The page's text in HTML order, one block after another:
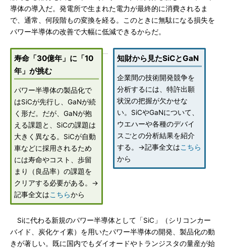
導体の導入だ。発電所で生まれた電力が最終的に消費されるま
で、通常、何段階もの変換を経る。このときに無駄になる損失を
パワー半導体の改善で大幅に低減できるからだ。
寿命「30億年」に「10
年」が挑む
パワー半導体の製品化で
はSiCが先行し、GaNが続
く形だ。だが、GaNが抱
える課題と、SiCの課題は
大きく異なる。SiCが自動
車などに採用されるため
には寿命やコスト、歩留
まり（良品率）の課題を
クリアする必要がある。→
記事全文はこちらから
知財から見たSiCとGaN
企業間の技術開発競争を
分析するには、特許出願
状況の把握が欠かせな
い。SiCやGaNについて、
ウエハーや各種のデバイ
スごとの分析結果を紹介
する。→記事全文はこちら
から
Siに代わる新規のパワー半導体として「SiC」（シリコンカー
バイド、炭化ケイ素）を用いたパワー半導体の開発、製品化の動
きが著しい。既に国内でもダイオードやトランジスタの量産が始